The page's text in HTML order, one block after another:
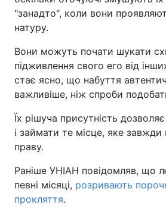
"занадто", коли вони
натуру.
Вони можуть почати шукати
підживлення свого его від
стає ясно, що набуття
важливіше, ніж спроби
Їх рішуча присутність
і займати те місце, яке
праву.
Раніше УНІАН повідомляв, що
певні місяці, розривають
прокляття.